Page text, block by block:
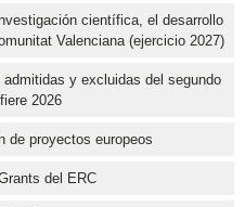
científica, el desarrollo
Valenciana (ejercicio 2027)
y excluidas del segundo
2026
de proyectos europeos
del ERC